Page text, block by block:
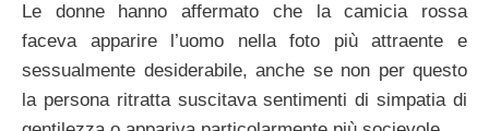
Le donne hanno affermato che la camicia rossa
faceva apparire l’uomo nella foto più attraente e
sessualmente desiderabile, anche se non per questo
la persona ritratta suscitava sentimenti di simpatia di